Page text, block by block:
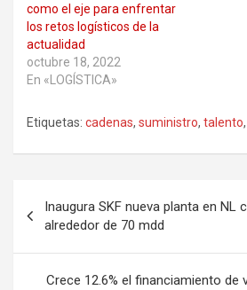
como el eje para enfrentar
los retos logísticos de la
actualidad
octubre 18, 2022
En «LOGÍSTICA»
Etiquetas: cadenas, suministro, talento,
de
entradas
Inaugura SKF nueva planta en NL
alrededor de 70 mdd
Crece 12.6% el financiamiento de